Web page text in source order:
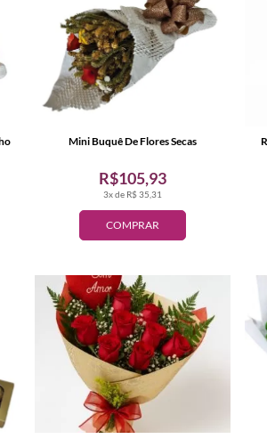
COMPRAR
3x de R$ 35,31
R$105,93
Mini Buquê De Flores Secas